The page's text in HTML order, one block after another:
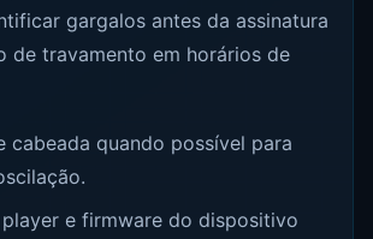
gargalos antes da assinatura
de travamento em horários de
cabeada quando possível para
e firmware do dispositivo